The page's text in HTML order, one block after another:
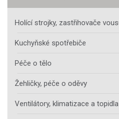
Holící strojky, zastřihovače
Kuchyňské spotřebiče
Péče o tělo
Žehličky, péče o oděvy
Ventilátory, klimatizace a topidla